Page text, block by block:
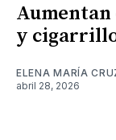
Aumentan
y
ELENA MARÍA
abril 28, 2026